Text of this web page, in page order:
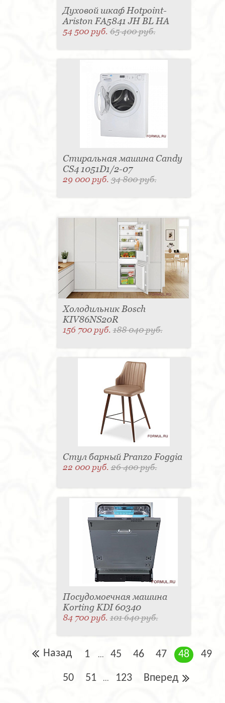
Духовой шкаф Hotpoint-
Ariston FA5841 JH BL HA
54 500 руб.65 400 руб.
Стиральная машина Candy
CS4 1051D1/2-07
29 000 руб.34 800 руб.
Холодильник Bosch
KIV86NS20R
156 700 руб.188 040 руб.
Стул барный Pranzo Foggia
22 000 руб.26 400 руб.
Посудомоечная машина
Korting KDI 60340
84 700 руб.101 640 руб.
Назад 1 ... 45 46 47 48 49
50 51 ... 123 Вперед